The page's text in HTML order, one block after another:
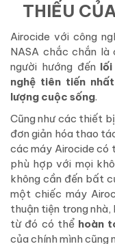
THIẾU
Airocide với công
NASA chắc chắn
người hướng đến
nghệ tiên tiến
lượng cuộc sống.
Cũng như các thiết
đơn giản hóa thao
các máy Airocide có
phù hợp với mọi
không cần đến bất
một chiếc máy
thuận tiện trong nhà,
từ đó có thể hoàn
của chính mình cũng